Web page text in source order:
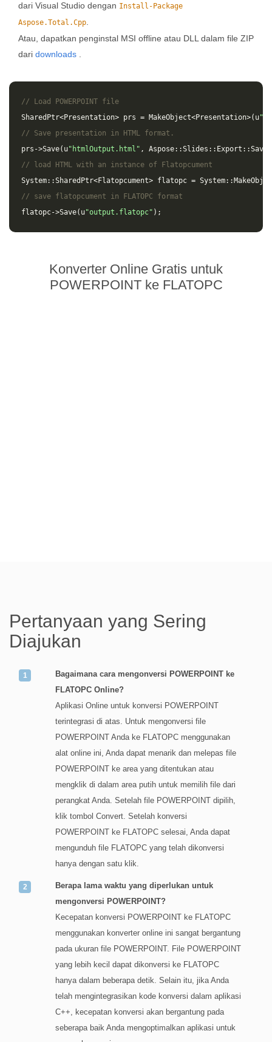
dari Visual Studio dengan Install-Package
Aspose.Total.Cpp
Atau, dapatkan penginstal MSI offline atau DLL dalam file ZIP
dari downloads
// Load POWERPOINT file
SharedPtr<Presentation> prs = MakeObject<Presentation>( u
// Save presentation in HTML format.
prs ->Save( u"htmlOutput.html" , Aspose::Slides :: Export ::
// load HTML with an instance of Flatopcument
System::SharedPtr<Flatopcument> flatopc = System::
// save flatopcument in FLATOPC format
flatopc->Save( u"output.flatopc" );
Konverter Online Gratis untuk
POWERPOINT ke FLATOPC
Pertanyaan yang Sering
Diajukan
Bagaimana cara mengonversi POWERPOINT ke
FLATOPC Online?
Aplikasi Online untuk konversi POWERPOINT
terintegrasi di atas. Untuk mengonversi file
POWERPOINT Anda ke FLATOPC menggunakan
alat online ini, Anda dapat menarik dan melepas file
POWERPOINT ke area yang ditentukan atau
mengklik di dalam area putih untuk memilih file dari
perangkat Anda. Setelah file POWERPOINT dipilih,
klik tombol Convert. Setelah konversi
POWERPOINT ke FLATOPC selesai, Anda dapat
mengunduh file FLATOPC yang telah dikonversi
hanya dengan satu klik.
Berapa lama waktu yang diperlukan untuk
mengonversi POWERPOINT?
Kecepatan konversi POWERPOINT ke FLATOPC
menggunakan konverter online ini sangat bergantung
pada ukuran file POWERPOINT. File POWERPOINT
yang lebih kecil dapat dikonversi ke FLATOPC
hanya dalam beberapa detik. Selain itu, jika Anda
telah mengintegrasikan kode konversi dalam aplikasi
C++, kecepatan konversi akan bergantung pada
seberapa baik Anda mengoptimalkan aplikasi untuk